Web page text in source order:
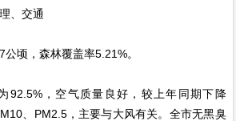
、交通
顷，森林覆盖率5.21%。
92.5%，空气质量良好，较上年同期下降
、PM2.5，主要与大风有关。全市无黑臭